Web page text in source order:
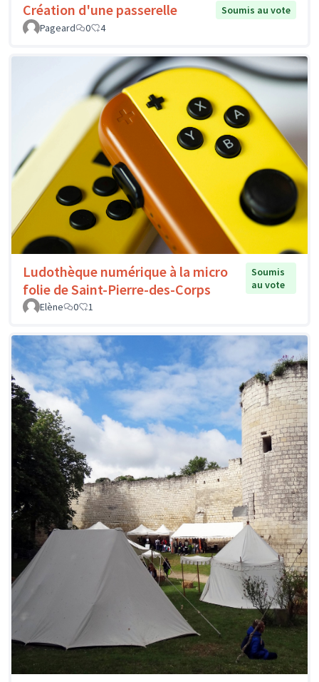
Création d'une passerelle
Soumis au vote
Pageard
0 4
Ludothèque numérique à la micro
folie de Saint-Pierre-des-Corps
Soumis
au vote
Elène
0 1